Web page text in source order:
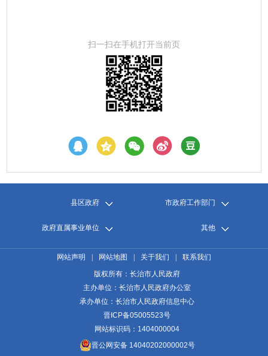
扫一扫在手机打开当前页
县区政府 市政府工作部门
政府直属事业单位 其他
网站声明 网站地图 关于我们
联系我们
版权所有：长治市人民政府
主办单位：长治市人民政府办公室
承办单位：长治市人民政府信息中心
晋ICP备05005523号
网站标识码：1404000004
晋公网安备 14040202000002号